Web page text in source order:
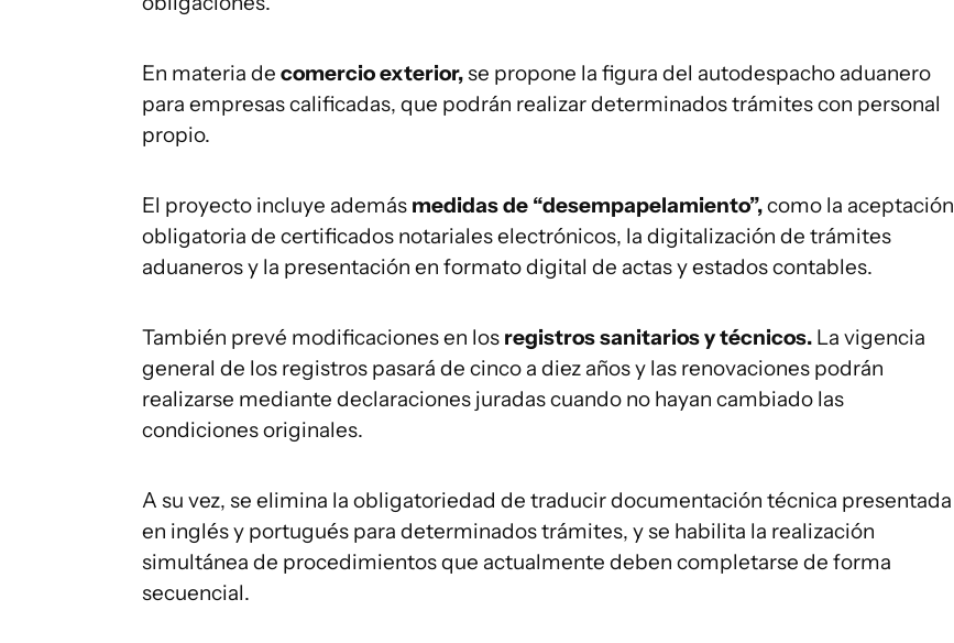
En materia de comercio exterior,se propone la figura del autodespacho aduanero
para empresas calificadas, que podrán realizar determinados trámites con personal
propio.
El proyecto incluye además medidas de “desempapelamiento”,como la aceptación
obligatoria de certificados notariales electrónicos, la digitalización de trámites
aduaneros y la presentación en formato digital de actas y estados contables.
También prevé modificaciones en los registros sanitarios y técnicos. La vigencia
general de los registros pasará de cinco a diez años y las renovaciones podrán
realizarse mediante declaraciones juradas cuando no hayan cambiado las
condiciones originales.
A su vez, se elimina la obligatoriedad de traducir documentación técnica presentada
en inglés y portugués para determinados trámites, y se habilita la realización
simultánea de procedimientos que actualmente deben completarse de forma
secuencial.